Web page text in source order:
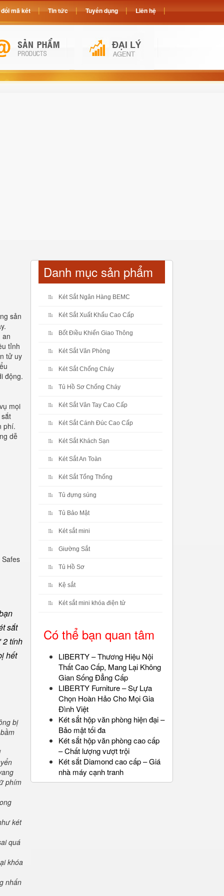
sản
an
tỉnh
tử uy
động.
mọi
phí.
dễ
sắt
2 tính
hết
bị
phím
két
quá
khóa
nhấn
Danh mục sản phẩm
Két Sắt Ngân Hàng BEMC
Két Sắt Xuất Khẩu Cao Cấp
Bốt Điều Khiển Giao Thông
Két Sắt Văn Phòng
Két Sắt Chống Cháy
Tủ Hồ Sơ Chống Cháy
Két Sắt Vân Tay Cao Cấp
Két Sắt Cánh Đúc Cao Cấp
Két Sắt Khách Sạn
Két Sắt An Toàn
Két Sắt Tổng Thống
Tủ đựng súng
Tủ Bảo Mật
Két sắt mini
Giường Sắt
Tủ Hồ Sơ
Kệ sắt
Két sắt mini khóa điện tử
Có thể bạn quan tâm
LIBERTY – Thương Hiệu Nội
Thất Cao Cấp, Mang Lại Không
Gian Sống Đẳng Cấp
LIBERTY Furniture – Sự Lựa
Chọn Hoàn Hảo Cho Mọi Gia
Đình Việt
Két sắt hộp văn phòng hiện đại –
Bảo mật tối đa
Két sắt hộp văn phòng cao cấp
– Chất lượng vượt trội
Két sắt Diamond cao cấp – Giá
nhà máy cạnh tranh
mã két Tin tức Tuyển dụng Liên hệ